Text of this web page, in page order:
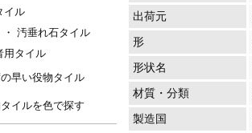
イル
・ 汚垂れ石タイル
用タイル
早い役物タイル
イルを色で探す
出荷元
形
形状名
材質・分類
製造国